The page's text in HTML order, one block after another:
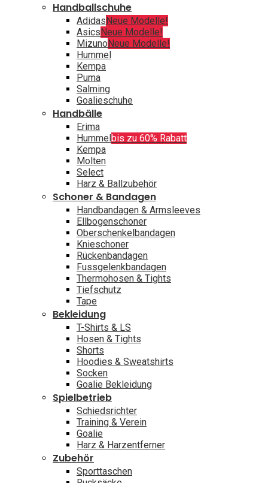
Handballschuhe
AdidasNeue Modelle!
AsicsNeue Modelle!
MizunoNeue Modelle!
Hummel
Kempa
Puma
Salming
Goalieschuhe
Handbälle
Erima
Hummelbis zu 60% Rabatt
Kempa
Molten
Select
Harz & Ballzubehör
Schoner & Bandagen
Handbandagen & Armsleeves
Ellbogenschoner
Oberschenkelbandagen
Knieschoner
Rückenbandagen
Fussgelenkbandagen
Thermohosen & Tights
Tiefschutz
Tape
Bekleidung
T-Shirts & LS
Hosen & Tights
Shorts
Hoodies & Sweatshirts
Socken
Goalie Bekleidung
Spielbetrieb
Schiedsrichter
Training & Verein
Goalie
Harz & Harzentferner
Zubehör
Sporttaschen